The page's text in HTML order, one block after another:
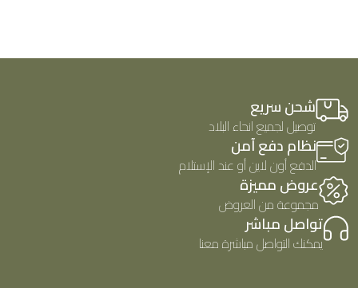
شحن سريع
توصيل لجميع انحاء البلاد
نظام دفع آمن
الدفع أون لاين أو عند الإستلام
عروض مميزة
مجموعة من العروض
تواصل مباشر
يمكنك التواصل مباشرة معنا